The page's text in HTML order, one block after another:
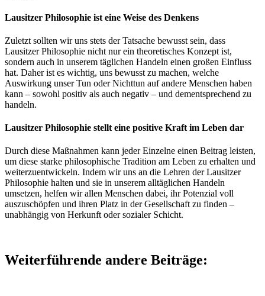
Lausitzer Philosophie ist eine Weise des Denkens
Zuletzt sollten wir uns stets der Tatsache bewusst sein, dass
Lausitzer Philosophie nicht nur ein theoretisches Konzept ist,
sondern auch in unserem täglichen Handeln einen großen Einfluss
hat. Daher ist es wichtig, uns bewusst zu machen, welche
Auswirkung unser Tun oder Nichttun auf andere Menschen haben
kann – sowohl positiv als auch negativ – und dementsprechend zu
handeln.
Lausitzer Philosophie stellt eine positive Kraft im Leben dar
Durch diese Maßnahmen kann jeder Einzelne einen Beitrag leisten,
um diese starke philosophische Tradition am Leben zu erhalten und
weiterzuentwickeln. Indem wir uns an die Lehren der Lausitzer
Philosophie halten und sie in unserem alltäglichen Handeln
umsetzen, helfen wir allen Menschen dabei, ihr Potenzial voll
auszuschöpfen und ihren Platz in der Gesellschaft zu finden –
unabhängig von Herkunft oder sozialer Schicht.
Weiterführende andere Beiträge: